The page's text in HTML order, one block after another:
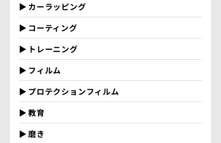
カーラッピング
コーティング
トレーニング
フィルム
プロテクションフィルム
教育
磨き